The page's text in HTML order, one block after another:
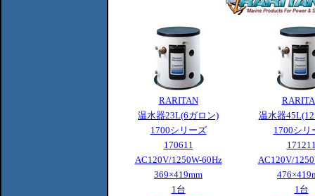
RARITAN
温水器23L(6ガロン)
1700シリーズ
170611
AC120V/1250W-60Hz
369×419mm
1台
温水器
1700シリ
AC120V/
1台